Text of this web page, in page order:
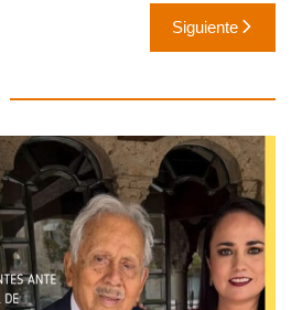
Siguiente